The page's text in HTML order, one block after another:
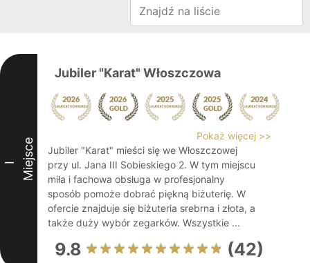
I Miejsce
Jubiler "Karat" Włoszczowa
Pokaż więcej >>
Jubiler "Karat" mieści się we Włoszczowej
przy ul. Jana III Sobieskiego 2. W tym miejscu
miła i fachowa obsługa w profesjonalny
sposób pomoże dobrać piękną biżuterię. W
ofercie znajduje się biżuteria srebrna i złota, a
także duży wybór zegarków. Wszystkie ...
9.8 (42)